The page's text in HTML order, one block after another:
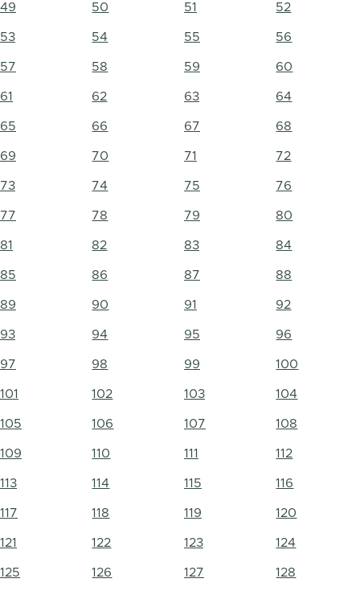
49 50 51 52
53 54 55 56
57 58 59 60
61 62 63 64
65 66 67 68
69 70 71 72
73 74 75 76
77 78 79 80
81 82 83 84
85 86 87 88
89 90 91 92
93 94 95 96
97 98 99 100
101 102 103 104
105 106 107 108
109 110 111 112
113 114 115 116
117 118 119 120
121 122 123 124
125 126 127 128